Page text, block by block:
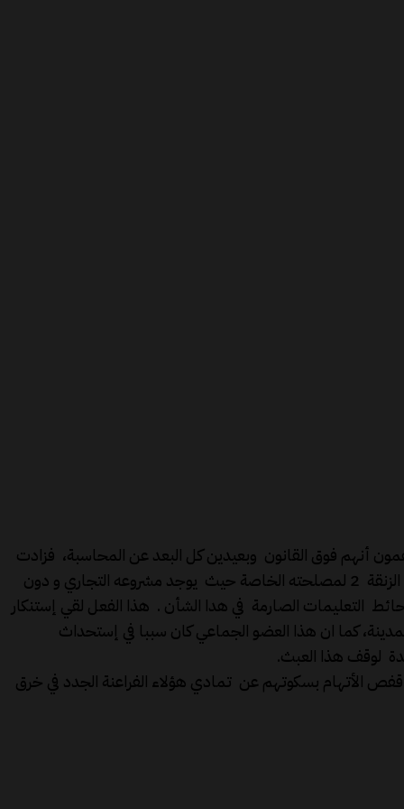
أنهم فوق القانون وبعيدين كل البعد عن المحاسبة، فزادت
هده المهمة من غيهم و جعلتهم يستمرون في خرق القوانين، وآخر ما تم تسجيله إزالة علامة التشوير ممنوع المرور بدرب الحاجة رقية الزنقة 2 لمصلحته الخاصة حيث يوجد مشروعه التجاري و دون
التعليمات الصارمة في هدا الشأن . هذا الفعل لقي إستنكار
كما ان هذا العضو الجماعي كان سببا في إستحداث
لوقف هذا العبث.
الأتهام بسكوتهم عن تمادي هؤلاء الفراعنة الجدد في خرق